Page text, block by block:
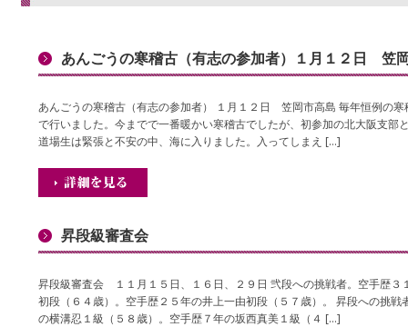
あんごうの寒稽古（有志の参加者）１月１２日 笠
あんごうの寒稽古（有志の参加者） １月１２日 笠岡市高島 毎年恒例の寒
で行いました。今までで一番暖かい寒稽古でしたが、初参加の北大阪支部
道場生は緊張と不安の中、海に入りました。入ってしまえ […]
昇段級審査会
昇段級審査会 １１月１５日、１６日、２９日 弐段への挑戦者。空手歴３
初段（６４歳）。空手歴２５年の井上一由初段（５７歳）。 昇段への挑戦
の横溝忍１級（５８歳）。空手歴７年の坂西真美１級（４ […]